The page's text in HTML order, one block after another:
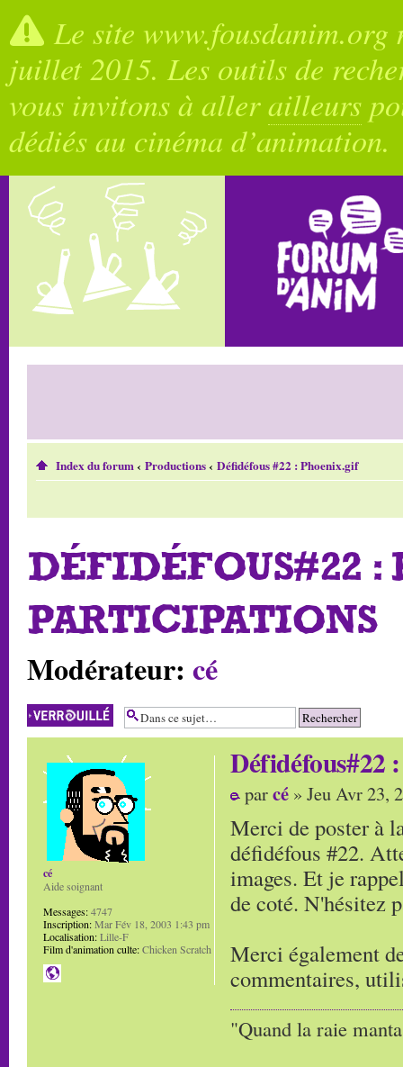
Le site
juillet 2015. Les outils de
vous invitons à allerailleurs
dédiés au cinéma d’animation.
Index du forum‹ Productions‹ Défidéfous #22 : Phoenix.gif
DÉFIDÉFOUS#22 :
PARTICIPATIONS
Modérateur: cé
Sujet verrouillé
Défidéfous#22
parcé » Jeu Avr 23,
Merci de poster à
défidéfous #22.
images. Et je
de coté. N'hésitez
Merci également
commentaires,
"Quand la raie
cé
Aide soignant
Messages:4747
Inscription:Mar Fév 18, 2003 1:43 pm
Localisation:Lille-F
Film d'animation culte:Chicken Scratch